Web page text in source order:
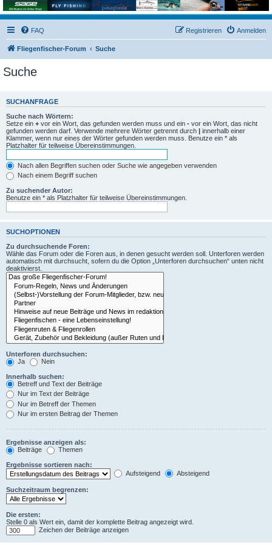
FAQ Anmelden
Registrieren
Fliegenfischer-Forum Suche
Suche
SUCHANFRAGE
Suche nach Wörtern:
Setze ein + vor ein Wort, das gefunden werden muss und ein - vor ein Wort, das nicht
gefunden werden darf. Verwende mehrere Wörter getrennt durch | innerhalb einer
Klammer, wenn nur eines der Wörter gefunden werden muss. Benutze ein * als
Platzhalter für teilweise Übereinstimmungen.
Nach allen Begriffen suchen oder Suche wie angegeben verwenden
Nach einem Begriff suchen
Zu suchender Autor:
Benutze ein * als Platzhalter für teilweise Übereinstimmungen.
SUCHOPTIONEN
Zu durchsuchende Foren:
Wähle das Forum oder die Foren aus, in denen gesucht werden soll. Unterforen werden
automatisch mit durchsucht, sofern du die Option „Unterforen durchsuchen“ unten nicht
deaktivierst.
Unterforen durchsuchen:
Ja
Nein
Innerhalb suchen:
Betreff und Text der Beiträge
Nur im Text der Beiträge
Nur im Betreff der Themen
Nur im ersten Beitrag der Themen
Ergebnisse anzeigen als:
Beiträge
Themen
Ergebnisse sortieren nach:
Aufsteigend
Absteigend
Suchzeitraum begrenzen:
Die ersten:
Stelle 0 als Wert ein, damit der komplette Beitrag angezeigt wird.
Zeichen der Beiträge anzeigen